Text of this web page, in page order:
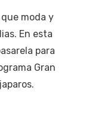
moda y
En esta
para
Gran